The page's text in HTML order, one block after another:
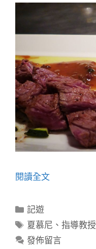
閱讀全文
分
類
記遊
標
籤
夏慕尼 、指導教授
發佈留言